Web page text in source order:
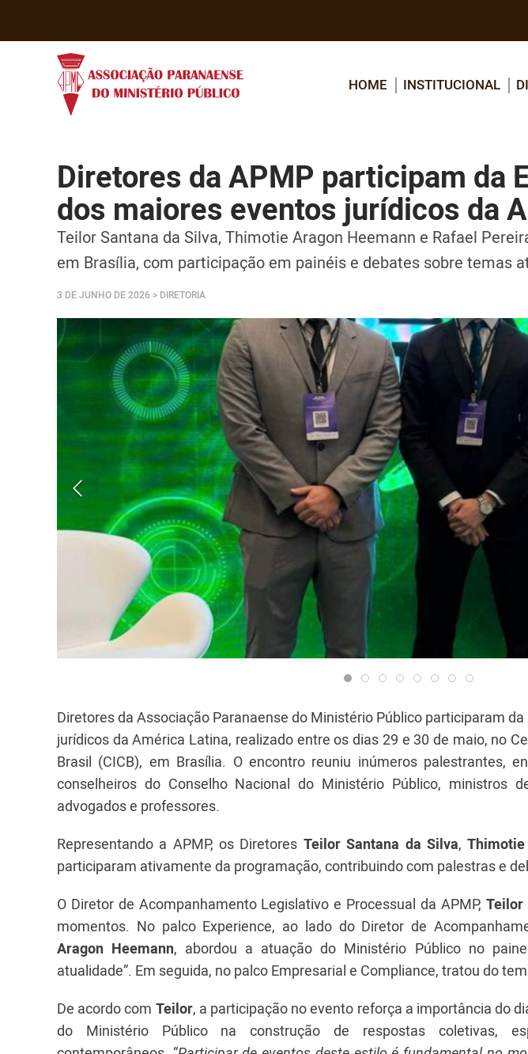
HOME INSTITUCIONAL
Diretores da APMP participam da
dos maiores eventos jurídicos da
Teilor Santana da Silva, Thimotie Aragon Heemann e Rafael
em Brasília, com participação em painéis e debates sobre temas
3 DE JUNHO DE 2026 > DIRETORIA
Diretores da Associação Paranaense do Ministério Público participaram
jurídicos da América Latina, realizado entre os dias 29 e 30 de maio, no
Brasil (CICB), em Brasília. O encontro reuniu inúmeros palestrantes,
conselheiros do Conselho Nacional do Ministério Público, ministros
advogados e professores.
Representando a APMP, os Diretores Teilor Santana da Silva,
participaram ativamente da programação, contribuindo com palestras e
O Diretor de Acompanhamento Legislativo e Processual da APMP, Teilor
momentos. No palco Experience, ao lado do Diretor de
Aragon Heemann, abordou a atuação do Ministério Público no
atualidade”. Em seguida, no palco Empresarial e Compliance, tratou do
De acordo com Teilor, a participação no evento reforça a importância do
do Ministério Público na construção de respostas coletivas,